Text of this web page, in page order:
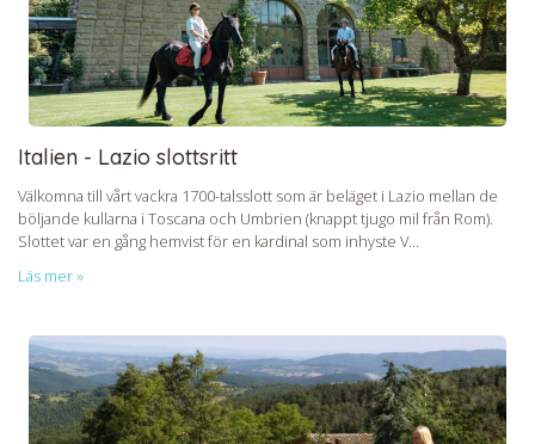
Italien - Lazio slottsritt
Välkomna till vårt vackra 1700-talsslott som är beläget i Lazio mellan de
böljande kullarna i Toscana och Umbrien (knappt tjugo mil från Rom).
Slottet var en gång hemvist för en kardinal som inhyste V...
Läs mer »